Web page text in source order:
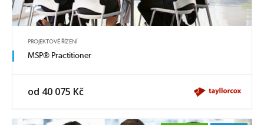
PROJEKTOVÉ ŘÍZENÍ
MSP® Practitioner
od 40 075 Kč